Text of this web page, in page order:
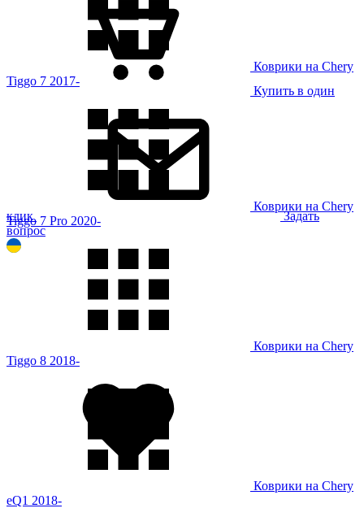
Коврики на Chery
Tiggo 7 2017-
Коврики на Chery
Tiggo 7 Pro 2020-
Коврики на Chery
Tiggo 8 2018-
Коврики на Chery
eQ1 2018-
Купить в один
клик
Задать
вопрос